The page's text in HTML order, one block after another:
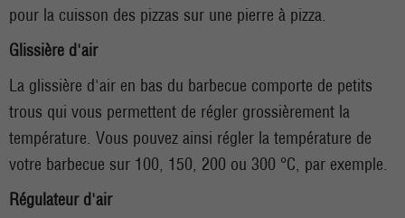
pour la cuisson des pizzas sur une pierre à pizza.
Glissière d'air
La glissière d'air en bas du barbecue comporte de petits
trous qui vous permettent de régler grossièrement la
température. Vous pouvez ainsi régler la température de
votre barbecue sur 100, 150, 200 ou 300 °C, par exemple.
Régulateur d'air